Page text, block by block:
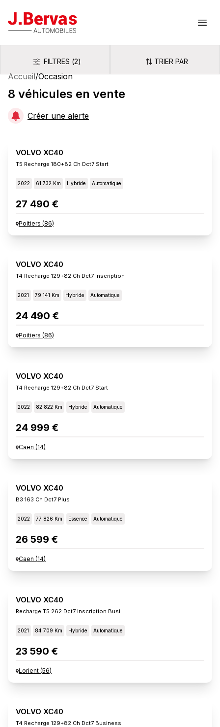
J.Bervas
FiltresFILTRES (2) Trier par
TRIER PAR
Accueil/Occasion
8 véhicules en vente
Créer une alerte
VOLVO XC40
T5 Recharge 180+82 Ch Dct7 Start
2022 61 732 Km Hybride Automatique
27 490 €
Poitiers (86)
VOLVO XC40
T4 Recharge 129+82 Ch Dct7 Inscription
2021 79 141 Km Hybride Automatique
24 490 €
Poitiers (86)
VOLVO XC40
T4 Recharge 129+82 Ch Dct7 Start
2022 82 822 Km Hybride Automatique
24 999 €
Caen (14)
VOLVO XC40
B3 163 Ch Dct7 Plus
2022 77 826 Km Essence Automatique
26 599 €
Caen (14)
VOLVO XC40
Recharge T5 262 Dct7 Inscription Busi
2021 84 709 Km Hybride Automatique
23 590 €
Lorient (56)
VOLVO XC40
T4 Recharge 129+82 Ch Dct7 Business